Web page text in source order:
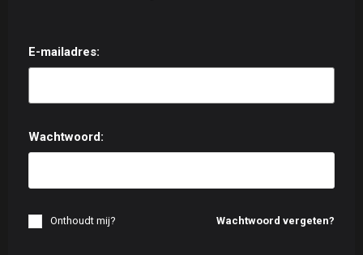
E-mailadres:
Wachtwoord:
Wachtwoord vergeten?
Onthoudt mij?